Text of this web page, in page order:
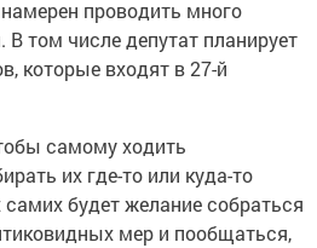
проводить много
В том числе депутат планирует
которые входят в 27-й
самому ходить
их где-то или куда-то
будет желание собраться
мер и пообщаться,